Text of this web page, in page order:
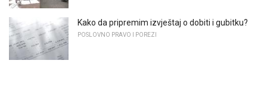
Kako da pripremim izvještaj o dobiti i gubitku?
POSLOVNO PRAVO I POREZI